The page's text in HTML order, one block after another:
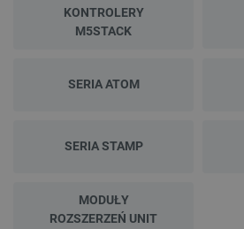
KONTROLERY
M5STACK
SERIA ATOM
SERIA STAMP
MODUŁY
ROZSZERZEŃ UNIT
Bez niezbędnych plików cookie nie